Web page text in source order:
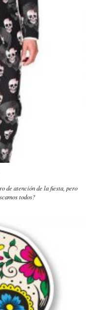
de atención de la fiesta, pero
todos?